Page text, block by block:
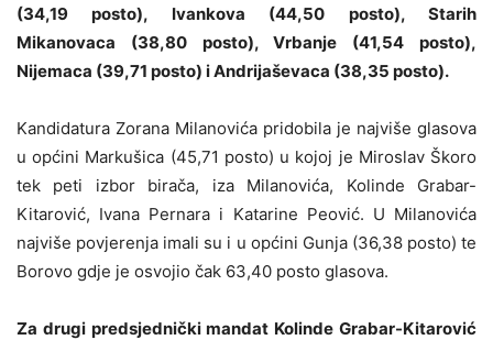
(34,19 posto), Ivankova (44,50 posto), Starih
Mikanovaca (38,80 posto), Vrbanje (41,54 posto),
Nijemaca (39,71 posto) i Andrijaševaca (38,35 posto).
Kandidatura Zorana Milanovića pridobila je najviše glasova
u općini Markušica (45,71 posto) u kojoj je Miroslav Škoro
tek peti izbor birača, iza Milanovića, Kolinde Grabar-
Kitarović, Ivana Pernara i Katarine Peović. U Milanovića
najviše povjerenja imali su i u općini Gunja (36,38 posto) te
Borovo gdje je osvojio čak 63,40 posto glasova.
Za drugi predsjednički mandat Kolinde Grabar-Kitarović